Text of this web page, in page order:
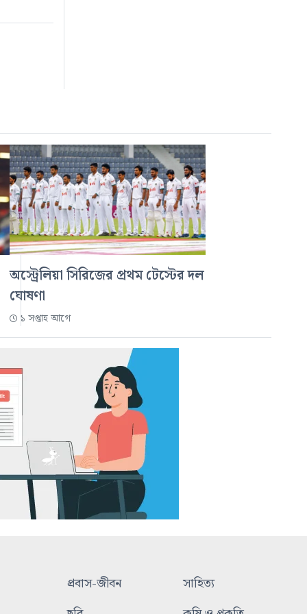
অস্ট্রেলিয়া সিরিজের প্রথম টেস্টের দল
ঘোষণা
১ সপ্তাহ আগে
প্রবাস-জীবন
সাহিত্য